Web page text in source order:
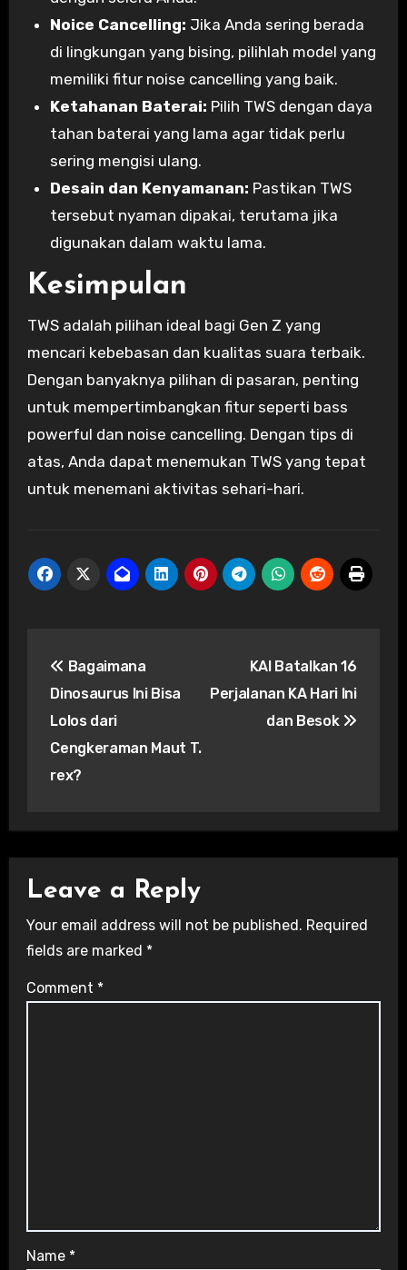
Noice Cancelling: Jika Anda sering berada
di lingkungan yang bising, pilihlah model yang
memiliki fitur noise cancelling yang baik.
Ketahanan Baterai: Pilih TWS dengan daya
tahan baterai yang lama agar tidak perlu
sering mengisi ulang.
Desain dan Kenyamanan: Pastikan TWS
tersebut nyaman dipakai, terutama jika
digunakan dalam waktu lama.
Kesimpulan
TWS adalah pilihan ideal bagi Gen Z yang
mencari kebebasan dan kualitas suara terbaik.
Dengan banyaknya pilihan di pasaran, penting
untuk mempertimbangkan fitur seperti bass
powerful dan noise cancelling. Dengan tips di
atas, Anda dapat menemukan TWS yang tepat
untuk menemani aktivitas sehari-hari.
navigation
Bagaimana
Dinosaurus Ini Bisa
Lolos dari
Cengkeraman Maut T.
rex?
KAI Batalkan 16
Perjalanan KA Hari Ini
dan Besok
Leave a Reply
Your email address will not be published. Required
fields are marked *
Comment *
Name *